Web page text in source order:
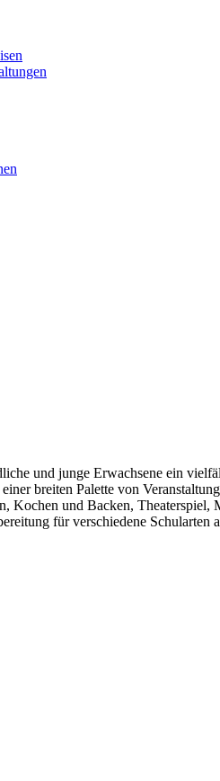
und junge Erwachsene ein
breiten Palette von
Kochen und Backen,
für verschiedene